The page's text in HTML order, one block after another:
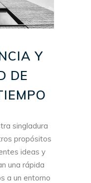
Y
DE
singladura
propósitos
ideas y
una rápida
a un entorno